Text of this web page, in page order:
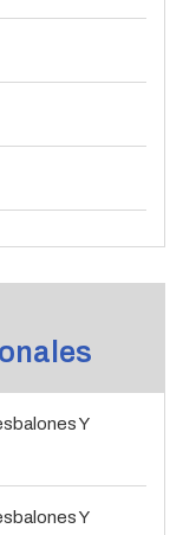
Y
Y